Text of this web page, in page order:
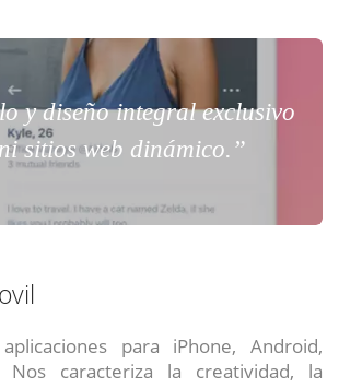
y diseño integral exclusivo
sitios web dinámico.”
para iPhone, Android,
caracteriza la creatividad, la